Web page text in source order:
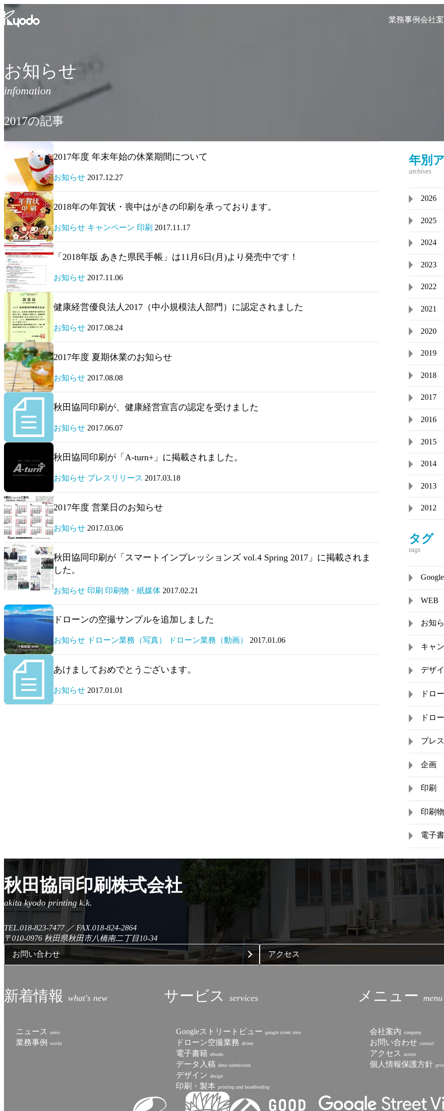
コ
ン
テ
ン
ツ
を
表
示
業務事例会社
お知らせ
2017の記事
2017年度 年末年始の休業期間について
お知らせ 2017.12.27
2018年の年賀状・喪中はがきの印刷を承っております。
お知らせ キャンペーン 印刷 2017.11.17
「2018年版 あきた県民手帳」は11月6日(月)より発売中です！
お知らせ 2017.11.06
健康経営優良法人2017（中小規模法人部門）に認定されました
お知らせ 2017.08.24
2017年度 夏期休業のお知らせ
お知らせ 2017.08.08
秋田協同印刷が、健康経営宣言の認定を受けました
お知らせ 2017.06.07
秋田協同印刷が「A-turn+」に掲載されました。
お知らせ プレスリリース 2017.03.18
2017年度 営業日のお知らせ
お知らせ 2017.03.06
秋田協同印刷が「スマートインプレッションズ vol.4 Spring 2017」に掲載されま
した。
お知らせ 印刷 印刷物・紙媒体 2017.02.21
ドローンの空撮サンプルを追加しました
お知らせ ドローン業務（写真） ドローン業務（動画） 2017.01.06
あけましておめでとうございます。
お知らせ 2017.01.01
年別
2026
2025
2024
2023
2022
2021
2020
2019
2018
2017
2016
2015
2014
2013
2012
タグ
WEB
お知
キャ
デザ
ドロ
ドロ
プレ
企画
印刷
印刷
電子
秋田協同印刷株式会社
TEL.018-823-7477／FAX.018-824-2864
〒010-0976秋田県秋田市八橋南二丁目10-34
お問い合わせ
アクセス
新着情報
ニュース
業務事例
サービス
Googleストリートビュー
ドローン空撮業務
電子書籍
データ入稿
デザイン
印刷・製本
メニュー
会社案内
お問い合わせ
アクセス
個人情報保護方針